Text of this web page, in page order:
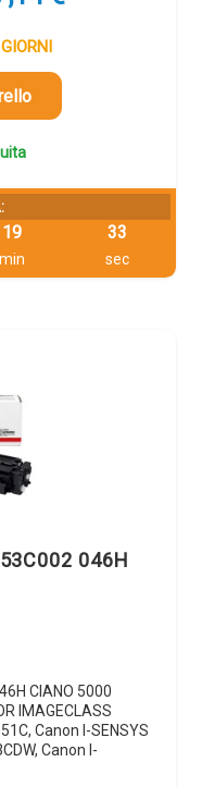
€.
19
min
32
sec
046H
CIANO 5000
IMAGECLASS
Canon I-SENSYS
Canon I-